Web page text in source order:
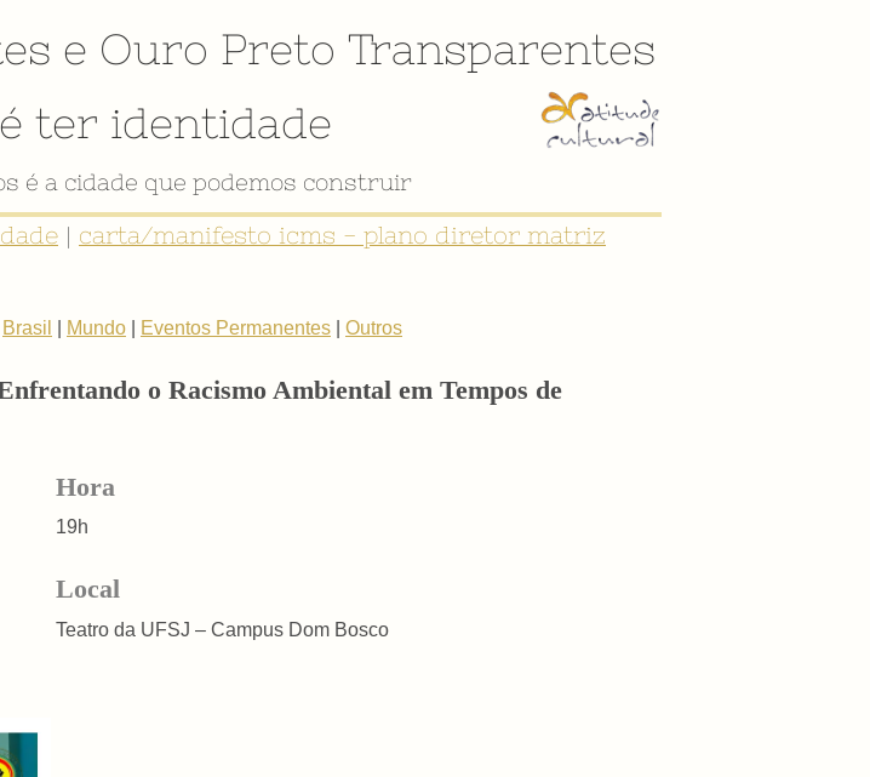
e Ouro Preto Transparentes
ter identidade
é a cidade que podemos construir
| carta/manifesto icms - plano diretor matriz
Brasil Mundo Eventos Permanentes Outros
o Racismo Ambiental em Tempos de
Hora
19h
Local
Teatro da UFSJ – Campus Dom Bosco